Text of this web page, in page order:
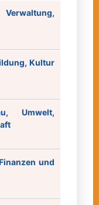
Kultur
Umwelt,
und